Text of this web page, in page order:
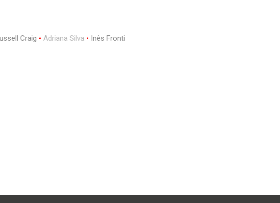
Craig Adriana Silva Inês Fronti